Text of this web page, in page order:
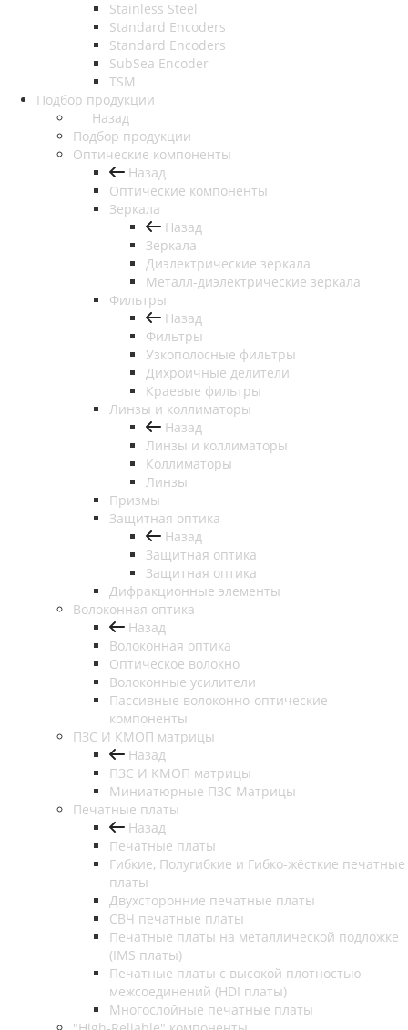
Stainless Steel
Standard Encoders
Standard Encoders
SubSea Encoder
TSM
Подбор продукции
Назад
Подбор продукции
Оптические компоненты
Назад
Оптические компоненты
Зеркала
Назад
Зеркала
Диэлектрические зеркала
Металл-диэлектрические зеркала
Фильтры
Назад
Фильтры
Узкополосные фильтры
Дихроичные делители
Краевые фильтры
Линзы и коллиматоры
Назад
Линзы и коллиматоры
Коллиматоры
Линзы
Призмы
Защитная оптика
Назад
Защитная оптика
Защитная оптика
Дифракционные элементы
Волоконная оптика
Назад
Волоконная оптика
Оптическое волокно
Волоконные усилители
Пассивные волоконно-оптические
компоненты
ПЗС И КМОП матрицы
Назад
ПЗС И КМОП матрицы
Миниатюрные ПЗС Матрицы
Печатные платы
Назад
Печатные платы
Гибкие, Полугибкие и Гибко-жёсткие печатные
платы
Двухсторонние печатные платы
СВЧ печатные платы
Печатные платы на металлической подложке
(IMS платы)
Печатные платы с высокой плотностью
межсоединений (HDI платы)
Многослойные печатные платы